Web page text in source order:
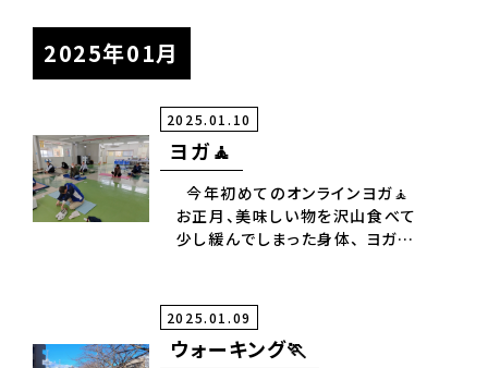
2025年01月
2025.01.10
ヨガ🧘
今年初めてのオンラインヨガ🧘
お正月、美味しい物を沢山食べて
少し緩んでしまった身体、 ヨガを
リです✨
2025.01.09
ウォーキング🏃